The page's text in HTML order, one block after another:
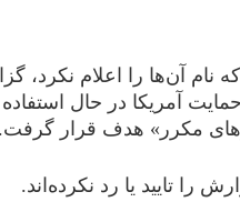
آن‌ها را اعلام نکرد،
آمریکا در حال استفاده
مکرر» هدف قرار گرفت.
را تایید یا رد نکرده‌اند.